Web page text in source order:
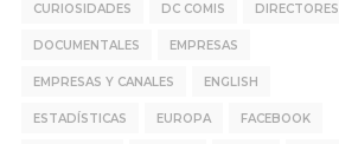
CURIOSIDADES DC COMIS DIRECTORES
DOCUMENTALES EMPRESAS
EMPRESAS Y CANALES ENGLISH
ESTADÍSTICAS EUROPA FACEBOOK